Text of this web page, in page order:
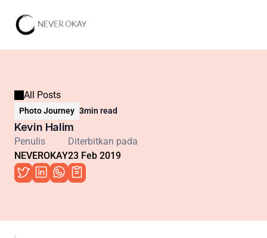
All Posts
Photo Journey 3min read
Kevin Halim
Penulis
NEVEROKAY
Diterbitkan pada
23 Feb 2019